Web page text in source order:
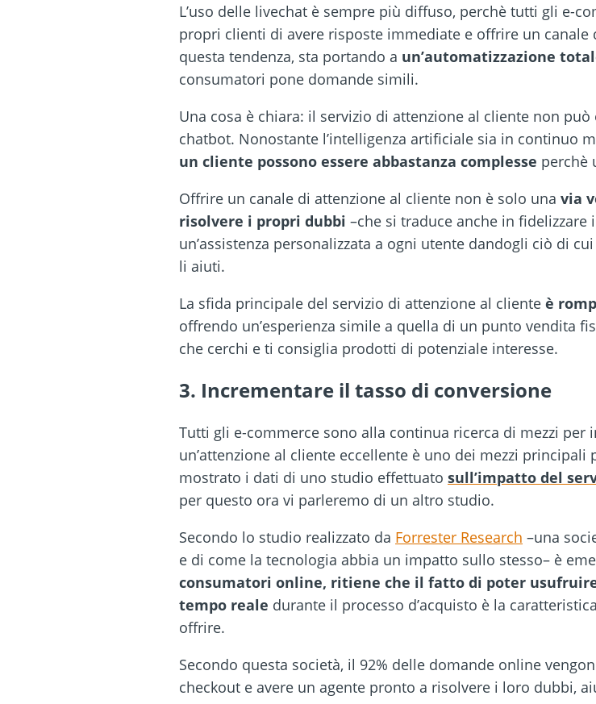
L’uso delle livechat è sempre più diffuso, perchè tutti gli e-
propri clienti di avere risposte immediate e offrire un canale
questa tendenza, sta portando a un’automatizzazione
consumatori pone domande simili.
Una cosa è chiara: il servizio di attenzione al cliente non
chatbot. Nonostante l’intelligenza artificiale sia in continuo
un cliente possono essere abbastanza complesse perchè
Offrire un canale di attenzione al cliente non è solo una via
risolvere i propri dubbi –che si traduce anche in
un’assistenza personalizzata a ogni utente dandogli ciò di
li aiuti.
La sfida principale del servizio di attenzione al cliente è
offrendo un’esperienza simile a quella di un punto vendita
che cerchi e ti consiglia prodotti di potenziale interesse.
3. Incrementare il tasso di conversione
Tutti gli e-commerce sono alla continua ricerca di mezzi
un’attenzione al cliente eccellente è uno dei mezzi
mostrato i dati di uno studio effettuato sull’impatto del
per questo ora vi parleremo di un altro studio.
Secondo lo studio realizzato da Forrester Research –una
e di come la tecnologia abbia un impatto sullo stesso– è
consumatori online, ritiene che il fatto di poter
tempo reale durante il processo d’acquisto è la
offrire.
Secondo questa società, il 92% delle domande online
checkout e avere un agente pronto a risolvere i loro dubbi,